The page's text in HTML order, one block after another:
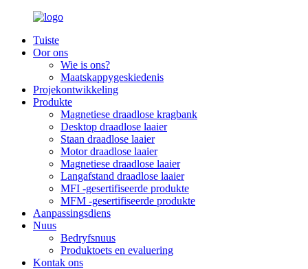
Tuiste
Oor ons
Wie is ons?
Maatskappygeskiedenis
Projekontwikkeling
Produkte
Magnetiese draadlose kragbank
Desktop draadlose laaier
Staan draadlose laaier
Motor draadlose laaier
Magnetiese draadlose laaier
Langafstand draadlose laaier
MFI -gesertifiseerde produkte
MFM -gesertifiseerde produkte
Aanpassingsdiens
Nuus
Bedryfsnuus
Produktoets en evaluering
Kontak ons